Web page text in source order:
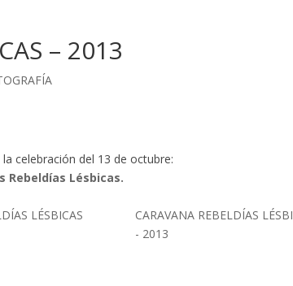
– 2013
celebración del 13 de octubre:
Rebeldías Lésbicas.
LÉSBICAS
CARAVANA REBELDÍAS
- 2013